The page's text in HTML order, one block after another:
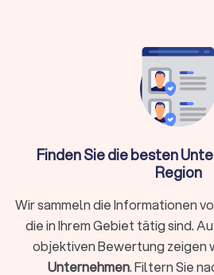
Was kostet eine
Kosten für eine Entrümpelung
zwischen € 1.500,- und €
und größeren
oder alsStundensatz , der im
Arbeitskraft liegt. Sie sollten auch
Spezialfälle wie eine
Dachbodenräumungsind oft
Haushaltsauflösung einer3-Zimmer-
Anbieter stellen auch Containerzur
Finden Sie die besten
Region
Wir sammeln die Informationen
die in Ihrem Gebiet tätig sind.
objektiven Bewertung zeigen
Unternehmen. Filtern Sie